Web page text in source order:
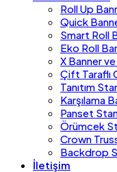
Roll Up
Quick
Smart Roll
Eko Roll
X Banner
Çift Taraflı
Tanıtım
Karşılama
Panset
Örümcek
Crown
Backdrop
İletişim